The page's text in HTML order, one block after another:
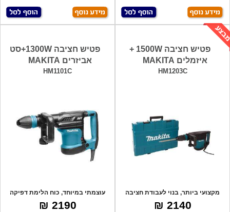
פטיש חציבה 1500W +
איזמלים MAKITA
HM1203C
מקצועי ביותר, בנוי לעבודת חציבה
ממושכת,
2140 ₪
פטיש חציבה 1300W+סט
אביזרים MAKITA
HM1101C
עוצמתי במיוחד, כוח הלימת דפיקה
של 17.4J
2190 ₪